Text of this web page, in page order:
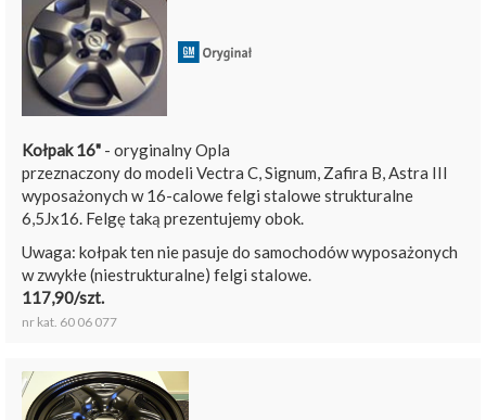
Kołpak 16" - oryginalny Opla
przeznaczony do modeli Vectra C, Signum, Zafira B, Astra III
wyposażonych w 16-calowe felgi stalowe strukturalne
6,5Jx16. Felgę taką prezentujemy obok.
Uwaga: kołpak ten nie pasuje do samochodów wyposażonych
w zwykłe (niestrukturalne) felgi stalowe.
117,90/szt.
nr kat. 60 06 077